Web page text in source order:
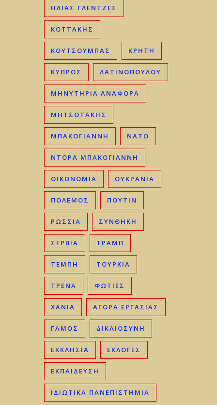
ΗΛΊΑΣ ΓΛΕΝΤΖΈΣ
ΚΟΤΤΑΚΗΣ
ΚΟΥΤΣΟΥΜΠΑΣ ΚΡΉΤΗ
ΚΎΠΡΟΣ ΛΑΤΙΝΟΠΟΥΛΟΥ
ΜΗΝΥΤΗΡΙΑ ΑΝΑΦΟΡΑ
ΜΗΤΣΟΤΆΚΗΣ
ΜΠΑΚΟΓΙΆΝΝΗ ΝΑΤΟ
ΝΤΟΡΑ ΜΠΑΚΟΓΙΑΝΝΗ
ΟΙΚΟΝΟΜΊΑ ΟΥΚΡΑΝΊΑ
ΠΟΛΕΜΟΣ ΠΟΥΤΙΝ
ΡΩΣΣΊΑ ΣΥΝΘΗΚΗ
ΣΕΡΒΊΑ ΤΡΑΜΠ
ΤΈΜΠΗ ΤΟΥΡΚΊΑ
ΤΡΈΝΑ ΦΩΤΙΈΣ
ΧΑΝΙΆ ΑΓΟΡΆ ΕΡΓΑΣΊΑΣ
ΓΑΜΟΣ ΔΙΚΑΙΟΣΎΝΗ
ΕΚΚΛΗΣΊΑ ΕΚΛΟΓΈΣ
ΕΚΠΑΊΔΕΥΣΗ
ΙΔΙΩΤΙΚΆ ΠΑΝΕΠΙΣΤΉΜΙΑ